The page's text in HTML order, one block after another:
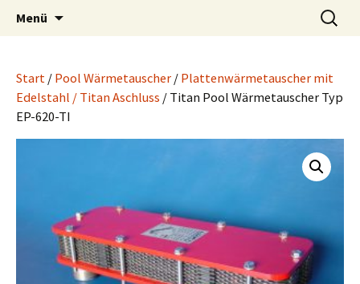
LUPI Wärmetechnik
Wärmetauscher Technik
Menü
Suchen
nach:
Start / Pool Wärmetauscher / Plattenwärmetauscher mit
Edelstahl / Titan Aschluss / Titan Pool Wärmetauscher Typ
EP-620-TI